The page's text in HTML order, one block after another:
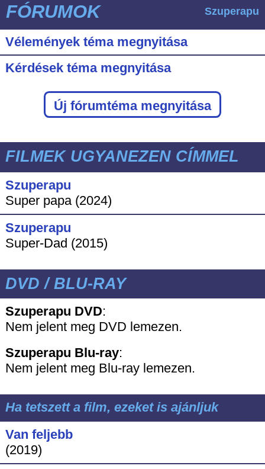
FÓRUMOK Szuperapu
Vélemények téma megnyitása
Kérdések téma megnyitása
Új fórumtéma megnyitása
FILMEK UGYANEZEN CÍMMEL
Szuperapu
Super papa (2024)
Szuperapu
Super-Dad (2015)
DVD / BLU-RAY
Szuperapu DVD:
Nem jelent meg DVD lemezen.
Szuperapu Blu-ray:
Nem jelent meg Blu-ray lemezen.
Ha tetszett a film, ezeket is ajánljuk
Van feljebb
(2019)